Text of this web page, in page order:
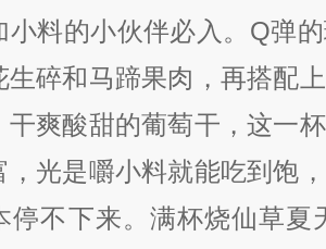
小料的小伙伴必入。Q弹
生碎和马蹄果肉，再搭配
干爽酸甜的葡萄干，这一
，光是嚼小料就能吃到饱
停不下来。满杯烧仙草夏